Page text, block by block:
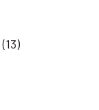
(13)